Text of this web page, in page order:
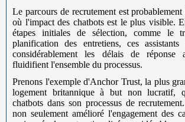
Le parcours de recrutement est
où l'impact des chatbots est le plus visible.
étapes initiales de sélection, comme
planification des entretiens, ces assistants
considérablement les délais de réponse
fluidifient l'ensemble du processus.
Prenons l'exemple d'Anchor Trust, la plus
logement britannique à but non lucratif,
chatbots dans son processus de
non seulement amélioré l'engagement des